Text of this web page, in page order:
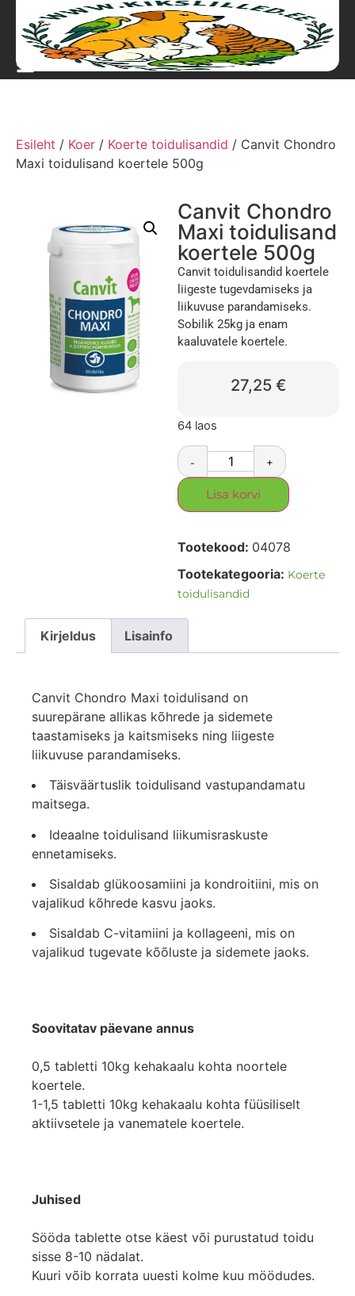
Esileht / Koer / Koerte toidulisandid / Canvit Chondro
Maxi toidulisand koertele 500g
Canvit Chondro
Maxi toidulisand
koertele 500g
Canvit toidulisandid koertele
liigeste tugevdamiseks ja
liikuvuse parandamiseks.
Sobilik 25kg ja enam
kaaluvatele koertele.
27,25 €
64 laos
- +
Lisa korvi
Tootekood: 04078
Tootekategooria: Koerte
toidulisandid
Kirjeldus Lisainfo
Canvit Chondro Maxi toidulisand on
suurepärane allikas kõhrede ja sidemete
taastamiseks ja kaitsmiseks ning liigeste
liikuvuse parandamiseks.
Täisväärtuslik toidulisand vastupandamatu
maitsega.
Ideaalne toidulisand liikumisraskuste
ennetamiseks.
Sisaldab glükoosamiini ja kondroitiini, mis on
vajalikud kõhrede kasvu jaoks.
Sisaldab C-vitamiini ja kollageeni, mis on
vajalikud tugevate kõõluste ja sidemete jaoks.
Soovitatav päevane annus
0,5 tabletti 10kg kehakaalu kohta noortele
koertele.
1-1,5 tabletti 10kg kehakaalu kohta füüsiliselt
aktiivsetele ja vanematele koertele.
Juhised
Sööda tablette otse käest või purustatud toidu
sisse 8-10 nädalat.
Kuuri võib korrata uuesti kolme kuu möödudes.